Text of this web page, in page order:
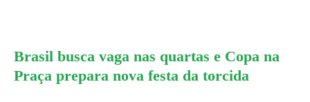
Brasil busca vaga nas quartas e Copa na
Praça prepara nova festa da torcida